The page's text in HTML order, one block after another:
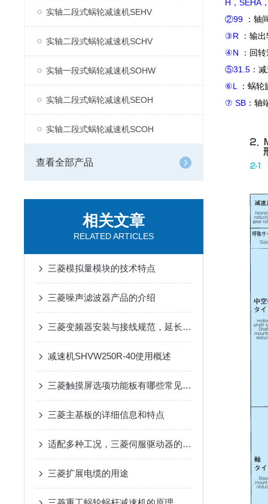
实轴二段式蜗轮减速机SEHV
实轴二段式蜗轮减速机SCHV
实轴一段式蜗轮减速机SOHW
实轴二段式蜗轮减速机SEOH
实轴二段式蜗轮减速机SCOH
查看全部产品
相关文章
RELATED ARTICLES
三菱模拟量模块的技术特点
三菱噪声滤波器产品的介绍
三菱变频器安装与接线规范，延长设备寿命要点
减速机SHVW250R-40使用概述
三菱触摸屏选项功能板有哪些常见问题？
三菱主基板的详细信息和特点
适配多种工况，三菱伺服驱动器的实用选择
三菱扩展电缆的用途
H，SEHA
②99
：轴
③R
：输
④N
：回
⑤31.5 ：
⑥L
：蜗
⑦ SB ：轴